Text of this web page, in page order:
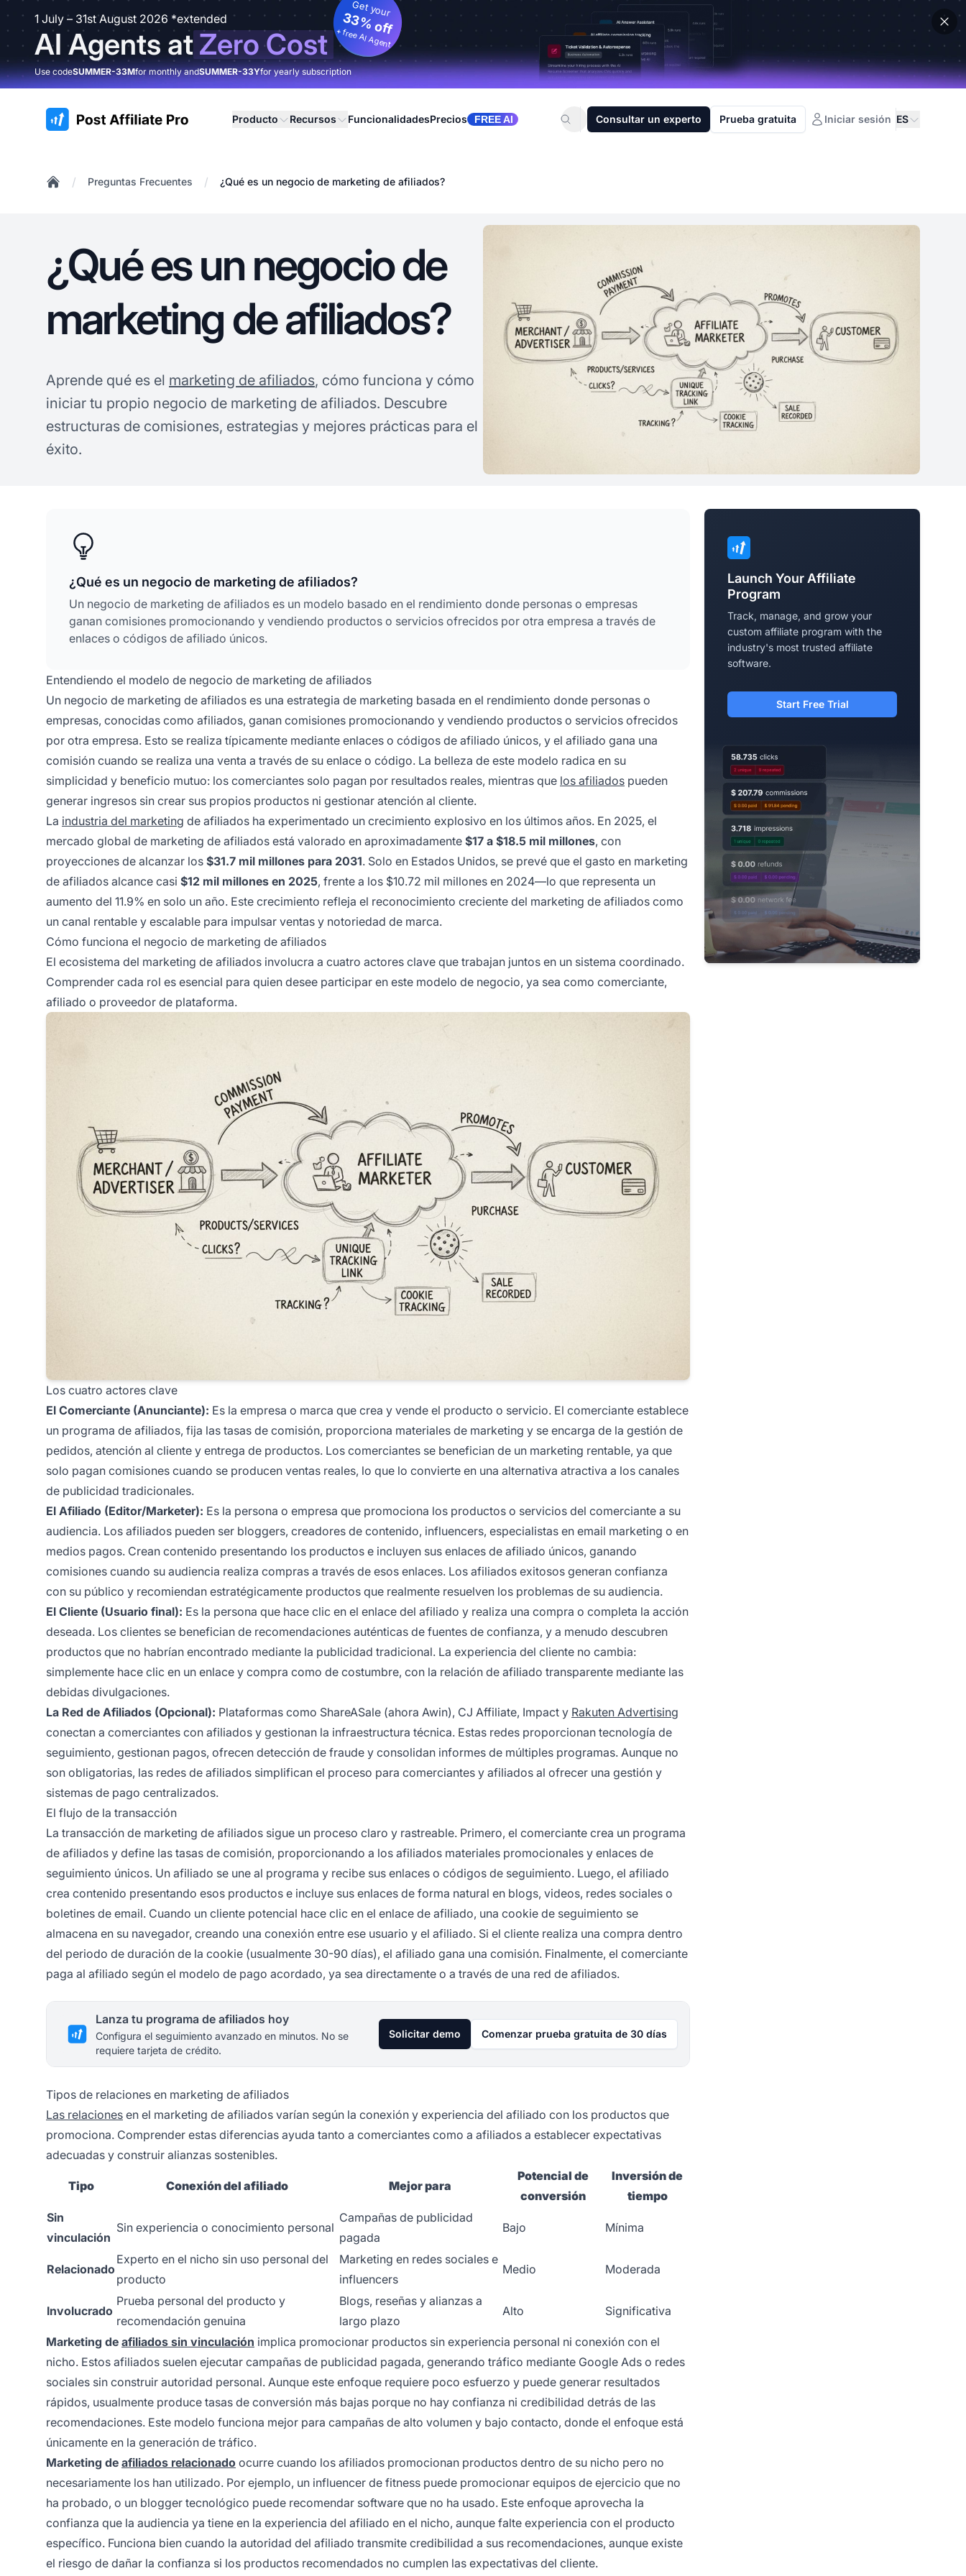
1 July – 31st August 2026 *extended
AI Agents atZero Cost
Get your
33% off
+ free AI Agent
Use codeSUMMER-33Mfor monthly andSUMMER-33Yfor yearly subscription
:site.title Producto Recursos FuncionalidadesPrecios FREE AI Consultar un experto Prueba gratuita Iniciar sesión ES
/ Preguntas Frecuentes / ¿Qué es un negocio de marketing de afiliados?
¿Qué es un negocio de
marketing de afiliados?
Aprende qué es el marketing de afiliados, cómo funciona y cómo
iniciar tu propio negocio de marketing de afiliados. Descubre
estructuras de comisiones, estrategias y mejores prácticas para el
éxito.
¿Qué es un negocio de marketing de afiliados?
Un negocio de marketing de afiliados es un modelo basado en el rendimiento donde personas o empresas
ganan comisiones promocionando y vendiendo productos o servicios ofrecidos por otra empresa a través de
enlaces o códigos de afiliado únicos.
Entendiendo el modelo de negocio de marketing de afiliados
Un negocio de marketing de afiliados es una estrategia de marketing basada en el rendimiento donde personas o
empresas, conocidas como afiliados, ganan comisiones promocionando y vendiendo productos o servicios ofrecidos
por otra empresa. Esto se realiza típicamente mediante enlaces o códigos de afiliado únicos, y el afiliado gana una
comisión cuando se realiza una venta a través de su enlace o código. La belleza de este modelo radica en su
simplicidad y beneficio mutuo: los comerciantes solo pagan por resultados reales, mientras que los afiliados pueden
generar ingresos sin crear sus propios productos ni gestionar atención al cliente.
La industria del marketing de afiliados ha experimentado un crecimiento explosivo en los últimos años. En 2025, el
mercado global de marketing de afiliados está valorado en aproximadamente $17 a $18.5 mil millones, con
proyecciones de alcanzar los $31.7 mil millones para 2031. Solo en Estados Unidos, se prevé que el gasto en marketing
de afiliados alcance casi $12 mil millones en 2025, frente a los $10.72 mil millones en 2024—lo que representa un
aumento del 11.9% en solo un año. Este crecimiento refleja el reconocimiento creciente del marketing de afiliados como
un canal rentable y escalable para impulsar ventas y notoriedad de marca.
Cómo funciona el negocio de marketing de afiliados
El ecosistema del marketing de afiliados involucra a cuatro actores clave que trabajan juntos en un sistema coordinado.
Comprender cada rol es esencial para quien desee participar en este modelo de negocio, ya sea como comerciante,
afiliado o proveedor de plataforma.
Los cuatro actores clave
El Comerciante (Anunciante): Es la empresa o marca que crea y vende el producto o servicio. El comerciante establece
un programa de afiliados, fija las tasas de comisión, proporciona materiales de marketing y se encarga de la gestión de
pedidos, atención al cliente y entrega de productos. Los comerciantes se benefician de un marketing rentable, ya que
solo pagan comisiones cuando se producen ventas reales, lo que lo convierte en una alternativa atractiva a los canales
de publicidad tradicionales.
El Afiliado (Editor/Marketer): Es la persona o empresa que promociona los productos o servicios del comerciante a su
audiencia. Los afiliados pueden ser bloggers, creadores de contenido, influencers, especialistas en email marketing o en
medios pagos. Crean contenido presentando los productos e incluyen sus enlaces de afiliado únicos, ganando
comisiones cuando su audiencia realiza compras a través de esos enlaces. Los afiliados exitosos generan confianza
con su público y recomiendan estratégicamente productos que realmente resuelven los problemas de su audiencia.
El Cliente (Usuario final): Es la persona que hace clic en el enlace del afiliado y realiza una compra o completa la acción
deseada. Los clientes se benefician de recomendaciones auténticas de fuentes de confianza, y a menudo descubren
productos que no habrían encontrado mediante la publicidad tradicional. La experiencia del cliente no cambia:
simplemente hace clic en un enlace y compra como de costumbre, con la relación de afiliado transparente mediante las
debidas divulgaciones.
La Red de Afiliados (Opcional): Plataformas como ShareASale (ahora Awin), CJ Affiliate, Impact y Rakuten Advertising
conectan a comerciantes con afiliados y gestionan la infraestructura técnica. Estas redes proporcionan tecnología de
seguimiento, gestionan pagos, ofrecen detección de fraude y consolidan informes de múltiples programas. Aunque no
son obligatorias, las redes de afiliados simplifican el proceso para comerciantes y afiliados al ofrecer una gestión y
sistemas de pago centralizados.
El flujo de la transacción
La transacción de marketing de afiliados sigue un proceso claro y rastreable. Primero, el comerciante crea un programa
de afiliados y define las tasas de comisión, proporcionando a los afiliados materiales promocionales y enlaces de
seguimiento únicos. Un afiliado se une al programa y recibe sus enlaces o códigos de seguimiento. Luego, el afiliado
crea contenido presentando esos productos e incluye sus enlaces de forma natural en blogs, videos, redes sociales o
boletines de email. Cuando un cliente potencial hace clic en el enlace de afiliado, una cookie de seguimiento se
almacena en su navegador, creando una conexión entre ese usuario y el afiliado. Si el cliente realiza una compra dentro
del periodo de duración de la cookie (usualmente 30-90 días), el afiliado gana una comisión. Finalmente, el comerciante
paga al afiliado según el modelo de pago acordado, ya sea directamente o a través de una red de afiliados.
Lanza tu programa de afiliados hoy
Configura el seguimiento avanzado en minutos. No se
requiere tarjeta de crédito.
Solicitar demo Comenzar prueba gratuita de 30 días
Tipos de relaciones en marketing de afiliados
Las relaciones en el marketing de afiliados varían según la conexión y experiencia del afiliado con los productos que
promociona. Comprender estas diferencias ayuda tanto a comerciantes como a afiliados a establecer expectativas
adecuadas y construir alianzas sostenibles.
Tipo Conexión del afiliado Mejor para
Potencial de
conversión
Inversión de
tiempo
Sin
vinculación
Sin experiencia o conocimiento personal
Campañas de publicidad
pagada
Bajo Mínima
Relacionado
Experto en el nicho sin uso personal del
producto
Marketing en redes sociales e
influencers
Medio Moderada
Involucrado
Prueba personal del producto y
recomendación genuina
Blogs, reseñas y alianzas a
largo plazo
Alto Significativa
Marketing de afiliados sin vinculación implica promocionar productos sin experiencia personal ni conexión con el
nicho. Estos afiliados suelen ejecutar campañas de publicidad pagada, generando tráfico mediante Google Ads o redes
sociales sin construir autoridad personal. Aunque este enfoque requiere poco esfuerzo y puede generar resultados
rápidos, usualmente produce tasas de conversión más bajas porque no hay confianza ni credibilidad detrás de las
recomendaciones. Este modelo funciona mejor para campañas de alto volumen y bajo contacto, donde el enfoque está
únicamente en la generación de tráfico.
Marketing de afiliados relacionado ocurre cuando los afiliados promocionan productos dentro de su nicho pero no
necesariamente los han utilizado. Por ejemplo, un influencer de fitness puede promocionar equipos de ejercicio que no
ha probado, o un blogger tecnológico puede recomendar software que no ha usado. Este enfoque aprovecha la
confianza que la audiencia ya tiene en la experiencia del afiliado en el nicho, aunque falte experiencia con el producto
específico. Funciona bien cuando la autoridad del afiliado transmite credibilidad a sus recomendaciones, aunque existe
el riesgo de dañar la confianza si los productos recomendados no cumplen las expectativas del cliente.
Launch Your Affiliate
Program
Track, manage, and grow your
custom affiliate program with the
industry's most trusted affiliate
software.
Start Free Trial